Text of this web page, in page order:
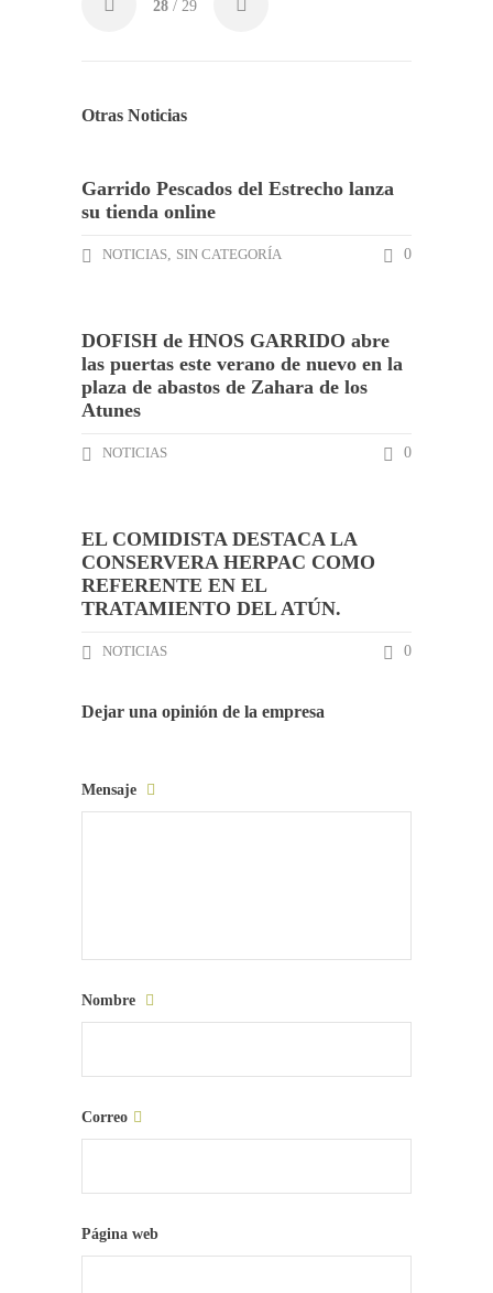
28 / 29
Otras Noticias
Garrido Pescados del Estrecho lanza
su tienda online
NOTICIAS, SIN CATEGORÍA 0
DOFISH de HNOS GARRIDO abre
las puertas este verano de nuevo en la
plaza de abastos de Zahara de los
Atunes
NOTICIAS 0
EL COMIDISTA DESTACA LA
CONSERVERA HERPAC COMO
REFERENTE EN EL
TRATAMIENTO DEL ATÚN.
NOTICIAS 0
Dejar una opinión de la empresa
Mensaje
Nombre
Correo
Página web